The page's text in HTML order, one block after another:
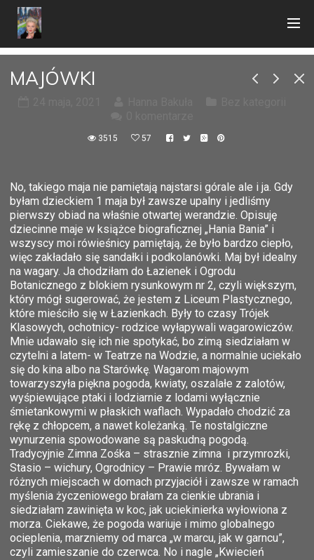
MAJÓWKI
3515 57
No, takiego maja nie pamiętają najstarsi górale ale i ja. Gdy
byłam dzieckiem 1 maja był zawsze upalny i jedliśmy
pierwszy obiad na właśnie otwartej werandzie. Opisuję
dziecinne maje w książce biograficznej „Hania Bania” i
wszyscy moi rówieśnicy pamiętają, że było bardzo ciepło,
więc zakładało się sandałki i podkolanówki. Maj był idealny
na wagary. Ja chodziłam do Łazienek i Ogrodu
Botanicznego z blokiem rysunkowym nr 2, czyli większym,
który mógł sugerować, że jestem z Liceum Plastycznego,
które mieściło się w Łazienkach. Były to czasy Trójek
Klasowych, ochotnicy- rodzice wyłapywali wagarowiczów.
Mnie udawało się ich nie spotykać, bo zimą siedziałam w
czytelni a latem- w Teatrze na Wodzie, a normalnie uciekało
się do kina albo na Starówkę. Wagarom majowym
towarzyszyła piękna pogoda, kwiaty, oszalałe z zalotów,
wyśpiewujące ptaki i lodziarnie z lodami wyłącznie
śmietankowymi w płaskich waflach. Wypadało chodzić za
rękę z chłopcem, a nawet koleżanką. Te nostalgiczne
wynurzenia spowodowane są paskudną pogodą.
Tradycyjnie Zimna Zośka – strasznie zimna i przymrozki,
Stasio – wichury, Ogrodnicy – Prawie mróz. Bywałam w
różnych miejscach w domach przyjaciół i zawsze w ramach
myślenia życzeniowego brałam za cienkie ubrania i
siedziałam zawinięta w koc, jak uciekinierka wyłowiona z
morza. Ciekawe, że pogoda wariuje i mimo globalnego
ocieplenia, marzniemy od marca „w marcu, jak w garncu”,
czyli zamieszanie do czerwca. No i nagle „Kwiecień